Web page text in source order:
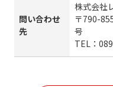
問い合わせ
先
株式会社
〒790-
号
TEL：